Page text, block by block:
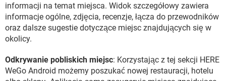
informacji na temat miejsca. Widok szczegółowy zawiera
informacje ogólne, zdjęcia, recenzje, łącza do przewodników
oraz dalsze sugestie dotyczące miejsc znajdujących się w
okolicy.
Odkrywanie pobliskich miejsc: Korzystając z tej sekcji HERE
WeGo Android możemy poszukać nowej restauracji, hotelu